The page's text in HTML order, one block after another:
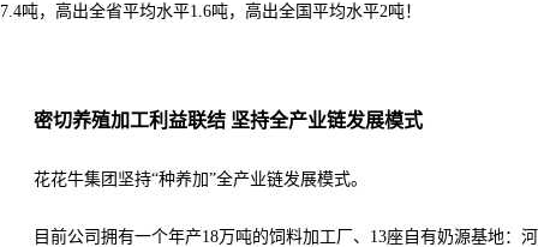
7.4吨，高出全省平均水平1.6吨，高出全国平均水平2吨！
密切养殖加工利益联结 坚持全产业链发展模式
花花牛集团坚持“种养加”全产业链发展模式。
目前公司拥有一个年产18万吨的饲料加工厂、13座自有奶源基地：河